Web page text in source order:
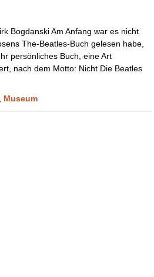
Bogdanski Am Anfang war es nicht
The-Beatles-Buch gelesen habe,
persönliches Buch, eine Art
nach dem Motto: Nicht Die Beatles
Museum